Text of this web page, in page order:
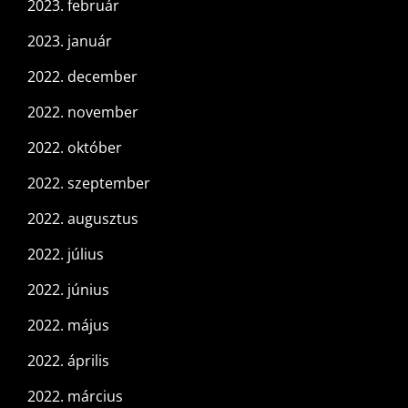
2023. február
2023. január
2022. december
2022. november
2022. október
2022. szeptember
2022. augusztus
2022. július
2022. június
2022. május
2022. április
2022. március